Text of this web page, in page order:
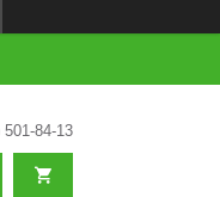
84-13